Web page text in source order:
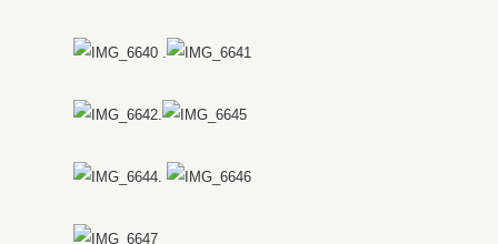
.
.
.